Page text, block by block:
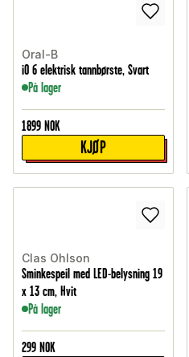
Oral-B
iO 6 elektrisk tannbørste, Svart
På lager
1899 NOK
KJØP
Clas Ohlson
Sminkespeil med LED-belysning 19
x 13 cm, Hvit
På lager
299 NOK